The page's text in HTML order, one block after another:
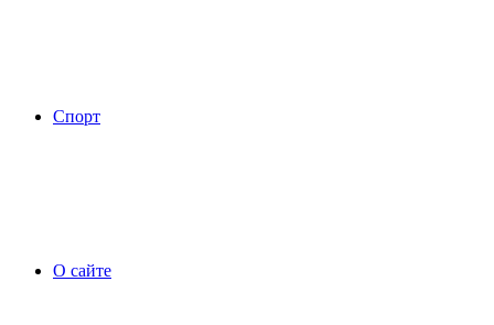
Спорт
О сайте